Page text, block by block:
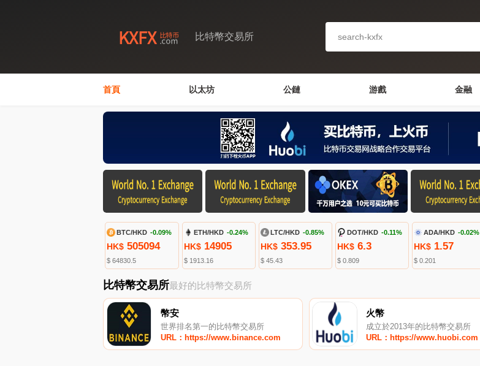
比特幣交易所
首頁 以太坊 公鏈 游戲 金融
BTC/HKD -0.09%
HK$ 505094
$ 64830.5
ETH/HKD -0.24%
HK$14905
$ 1913.16
LTC/HKD -0.85%
HK$353.95
$ 45.43
DOT/HKD -0.11%
HK$6.3
$ 0.809
ADA/HKD -0.02%
HK$1.57
$ 0.201
比特幣交易所最好的比特幣交易所
幣安
世界排名第一的比特幣交易所
URL：https://www.binance.com
火幣
成立於2013年的比特幣交易所
URL：https://www.huobi.com